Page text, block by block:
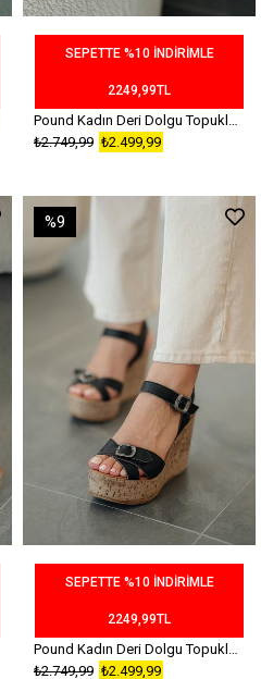
SEPETTE %10 İNDİRİMLE
2249,99TL
Pound Kadın Deri Dolgu Topuklu Sandalet Bej
₺2.499,99
₺2.749,99
SEPETTE %10 İNDİRİMLE
2249,99TL
Pound Kadın Deri Dolgu Topuklu Sandalet Siyah
₺2.499,99
₺2.749,99
%9